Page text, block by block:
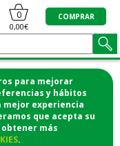
para mejorar
y hábitos
mejor experiencia
que acepta su
obtener más
.
0
0,00€
COMPRAR
CASA Y RECOGE
a casa